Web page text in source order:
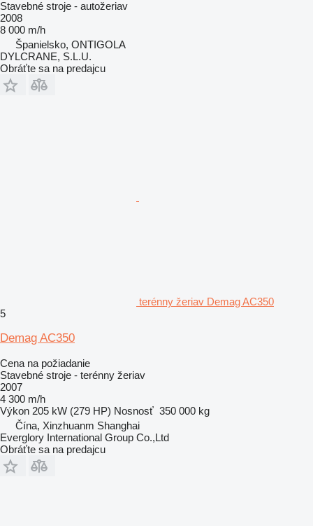
Stavebné stroje - autožeriav
2008
8 000 m/h
Španielsko, ONTIGOLA
DYLCRANE, S.L.U.
Obráťte sa na predajcu
terénny žeriav Demag AC350
5
Demag AC350
Cena na požiadanie
Stavebné stroje - terénny žeriav
2007
4 300 m/h
Výkon 205 kW (279 HP) Nosnosť 350 000 kg
Čína, Xinzhuanm Shanghai
Everglory International Group Co.,Ltd
Obráťte sa na predajcu